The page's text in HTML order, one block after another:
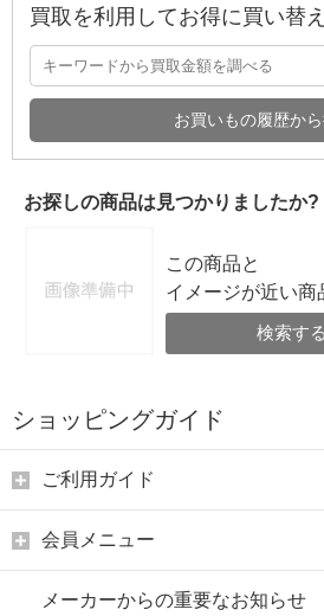
買取を利用してお得に買い替え
お買いもの履歴か
お探しの商品は見つかりましたか?
この商品と
イメージが近い商
検索する
ショッピングガイド
ご利用ガイド
会員メニュー
メーカーからの重要なお知らせ